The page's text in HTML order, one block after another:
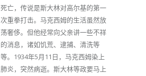
死亡，传说是斯大林对高尔基的第一
次重拳打击。马克西姆的生活虽然放
荡奢侈。但他经常向父亲讲一些不祥
的消息，诸如饥荒、逮捕、清洗等
等。1934年5月11日，马克西姆染上
肺炎，突然病逝。斯大林等政要马上